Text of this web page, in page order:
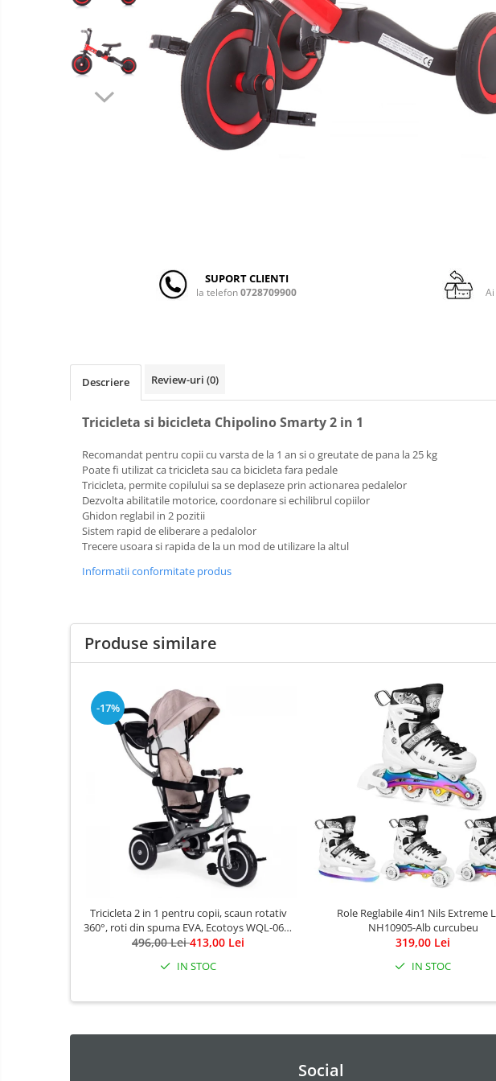
Patuturi copii
Patuturi lemn pana la 120 x 60 cm
Patuturi lemn 140 x 70 cm
Patuturi lemn 160 x 80 cm
Patuturi pliabile si tarcuri de joaca
Baldachin patut
Paturici copii
Perne copii si mamici
Comode copii
Bariere de protectie pat
Porti de siguranta
Dulap si cutii jucarii
Sac de dormit copii
Covorase de joaca
Carusele patut
Lampi de veghe
Biciclete copii cu roti 10 inch (2-4
Biciclete copii cu roti 12 inch (3-6
Biciclete copii cu roti 14 inch (3-7
Biciclete copii cu roti 16 inch (4-9
Biciclete copii cu roti 20 inch
Triciclete copii si adulti
SUPORT CLIENTI
la telefon0728709900
Descriere Review-uri (0)
Tricicleta si bicicleta Chipolino Smarty 2 in 1
Recomandat pentru copii cu varsta de la 1 an si o greutate de pana la 25 kg
Poate fi utilizat ca tricicleta sau ca bicicleta fara pedale
Tricicleta, permite copilului sa se deplaseze prin actionarea pedalelor
Dezvolta abilitatile motorice, coordonare si echilibrul copiilor
Ghidon reglabil in 2 pozitii
Sistem rapid de eliberare a pedalolor
Trecere usoara si rapida de la un mod de utilizare la altul
Informatii conformitate produs
Produse similare
-17%
Tricicleta 2 in 1 pentru copii, scaun rotativ
360°, roti din spuma EVA, Ecotoys WQL-066-
52
496,00 Lei413,00 Lei
IN STOC
Role Reglabile 4in1 Nils Extreme
NH10905-Alb curcubeu
319,00 Lei
IN STOC
Social